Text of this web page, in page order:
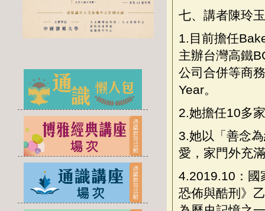
七、講者陳玲
1.目前擔任
主辦台灣高鐵
公司合併等商
Year。
2.她擔任10多
3.她以「善念
愛，家門外充
4.2019.10：國
恐佈與酷刑》